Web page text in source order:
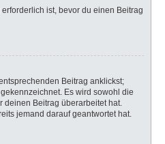
ist, bevor du einen Beitrag
Beitrag anklickst;
Es wird sowohl die
deinen Beitrag überarbeitet hat.
jemand darauf geantwortet hat.